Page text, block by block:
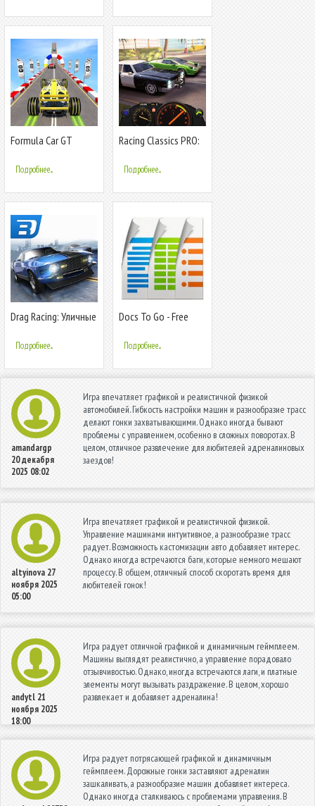
Formula Car GT
Автомобильные
трюки
Подробнее...
Racing Classics PRO:
Уличные Гонки
Подробнее...
Drag Racing: Уличные
Подробнее...
Docs To Go - Free
Подробнее...
amandargp
20 декабря
2025 08:02
Игра впечатляет графикой и реалистичной физикой
автомобилей. Гибкость настройки машин и разнообразие трасс
делают гонки захватывающими. Однако иногда бывают
проблемы с управлением, особенно в сложных поворотах. В
целом, отличное развлечение для любителей адреналиновых
заездов!
altyinova 27
ноября 2025
05:00
Игра впечатляет графикой и реалистичной физикой.
Управление машинами интуитивное, а разнообразие трасс
радует. Возможность кастомизации авто добавляет интерес.
Однако иногда встречаются баги, которые немного мешают
процессу. В общем, отличный способ скоротать время для
любителей гонок!
andytl 21
ноября 2025
18:00
Игра радует отличной графикой и динамичным геймплеем.
Машины выглядят реалистично, а управление порадовало
отзывчивостью. Однако, иногда встречаются лаги, и платные
элементы могут вызывать раздражение. В целом, хорошо
развлекает и добавляет адреналина!
Игра радует потрясающей графикой и динамичным
геймплеем. Дорожные гонки заставляют адреналин
зашкаливать, а разнообразие машин добавляет интереса.
Однако иногда сталкиваюсь с проблемами управления. В